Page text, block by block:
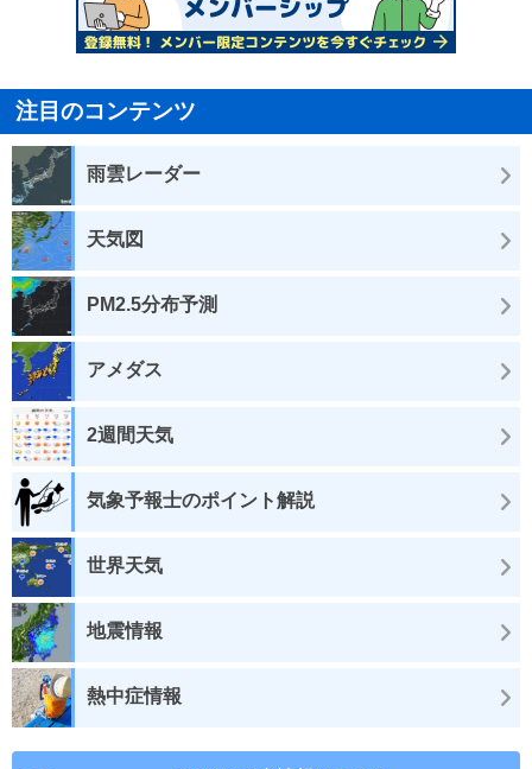
注目のコンテンツ
雨雲レーダー
天気図
PM2.5分布予測
アメダス
2週間天気
気象予報士のポイント解説
世界天気
地震情報
熱中症情報